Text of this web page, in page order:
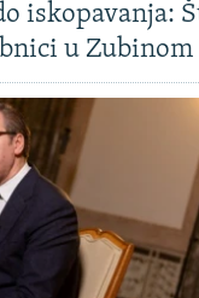
iskopavanja:
u Zubinom